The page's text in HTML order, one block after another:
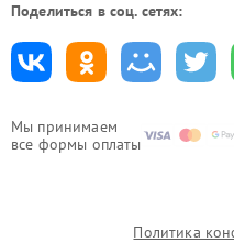
Мы принимаем
все формы оплаты
Поделиться в соц. сетях:
Политика